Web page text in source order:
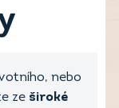
nebo
ze široké